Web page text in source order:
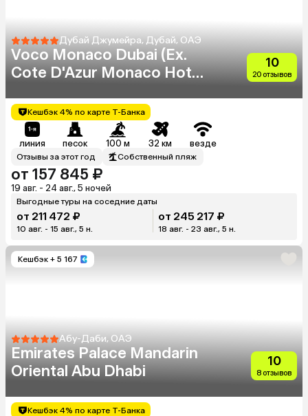
Дубай Джумейра, Дубай, ОАЭ
Voco Monaco Dubai (Ex.
Cote D'Azur Monaco Hotel)
10
20 отзывов
Кешбэк 4% по карте Т-Банка
линия песок 100 м 32 км везде
Отзывы за этот год Собственный пляж
от 157 845 ₽
19 авг. - 24 авг., 5 ночей
Выгодные туры на соседние даты
от 211 472 ₽
10 авг. - 15 авг., 5 н.
от 245 217 ₽
18 авг. - 23 авг., 5 н.
Кешбэк + 5 167
Абу-Даби, ОАЭ
Emirates Palace Mandarin
Oriental Abu Dhabi
10
8 отзывов
Кешбэк 4% по карте Т-Банка